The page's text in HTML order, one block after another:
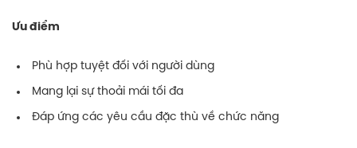
Ưu điểm
Phù hợp tuyệt đối với người dùng
Mang lại sự thoải mái tối đa
Đáp ứng các yêu cầu đặc thù về chức năng